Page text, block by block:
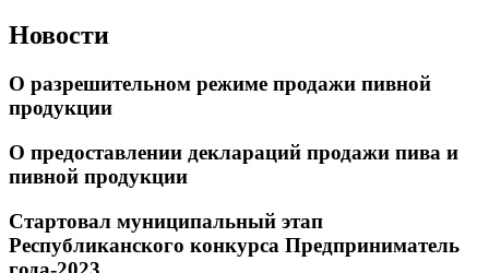
Новости
О разрешительном режиме продажи пивной
продукции
О предоставлении деклараций продажи пива и
пивной продукции
Стартовал муниципальный этап
Республиканского конкурса Предприниматель